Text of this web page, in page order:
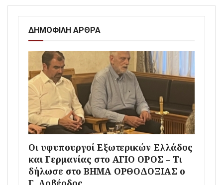
ΔΗΜΟΦΙΛΗ ΑΡΘΡΑ
Οι υφυπουργοί Εξωτερικών Ελλάδος
και Γερμανίας στο ΑΓΙΟ ΟΡΟΣ – Τι
δήλωσε στο ΒΗΜΑ ΟΡΘΟΔΟΞΙΑΣ ο